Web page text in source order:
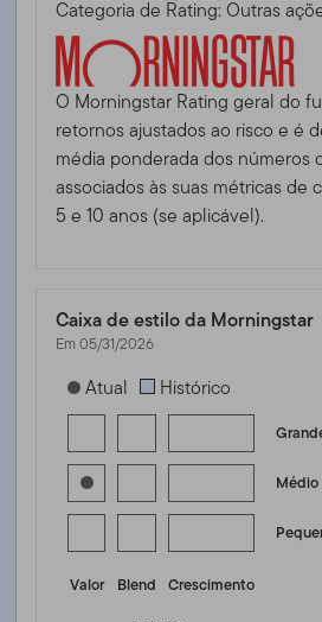
Categoria de Rating: Outras
O Morningstar Rating geral do
retornos ajustados ao risco e é
média ponderada dos números
associados às suas métricas de
5 e 10 anos (se aplicável).
Caixa de estilo da Morningstar
Em 05/31/2026
[products.morningstar-stylebox-
Atual Histórico
Médio
Valor Blend
Crescimento